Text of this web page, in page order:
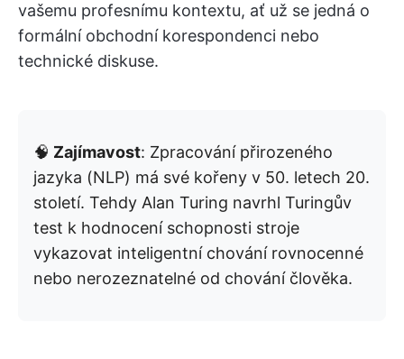
vašemu profesnímu kontextu, ať už se jedná o
formální obchodní korespondenci nebo
technické diskuse.
🧠 Zajímavost: Zpracování přirozeného
jazyka (NLP) má své kořeny v 50. letech 20.
století. Tehdy Alan Turing navrhl Turingův
test k hodnocení schopnosti stroje
vykazovat inteligentní chování rovnocenné
nebo nerozeznatelné od chování člověka.